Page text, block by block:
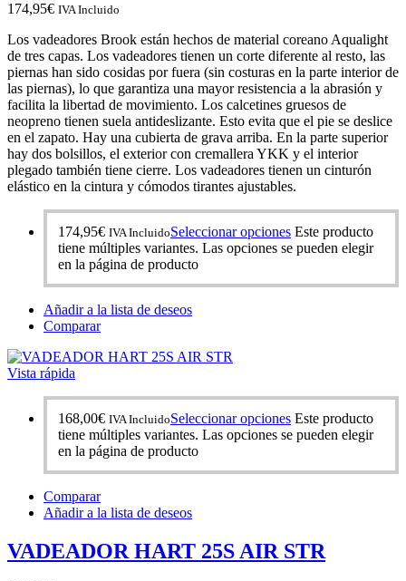
174,95€ IVA Incluido
Los vadeadores Brook están hechos de material coreano Aqualight
de tres capas. Los vadeadores tienen un corte diferente al resto, las
piernas han sido cosidas por fuera (sin costuras en la parte interior de
las piernas), lo que garantiza una mayor resistencia a la abrasión y
facilita la libertad de movimiento. Los calcetines gruesos de
neopreno tienen suela antideslizante. Esto evita que el pie se deslice
en el zapato. Hay una cubierta de grava arriba. En la parte superior
hay dos bolsillos, el exterior con cremallera YKK y el interior
plegado también tiene cierre. Los vadeadores tienen un cinturón
elástico en la cintura y cómodos tirantes ajustables.
174,95€ IVA IncluidoSeleccionar opciones Este producto
tiene múltiples variantes. Las opciones se pueden elegir
en la página de producto
Añadir a la lista de deseos
Comparar
Vista rápida
168,00€ IVA IncluidoSeleccionar opciones Este producto
tiene múltiples variantes. Las opciones se pueden elegir
en la página de producto
Comparar
Añadir a la lista de deseos
VADEADOR HART 25S AIR STR